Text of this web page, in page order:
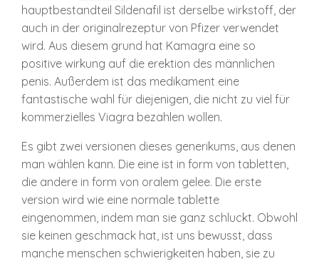
hauptbestandteil Sildenafil ist derselbe wirkstoff, der
auch in der originalrezeptur von Pfizer verwendet
wird. Aus diesem grund hat Kamagra eine so
positive wirkung auf die erektion des männlichen
penis. Außerdem ist das medikament eine
fantastische wahl für diejenigen, die nicht zu viel für
kommerzielles Viagra bezahlen wollen.
Es gibt zwei versionen dieses generikums, aus denen
man wählen kann. Die eine ist in form von tabletten,
die andere in form von oralem gelee. Die erste
version wird wie eine normale tablette
eingenommen, indem man sie ganz schluckt. Obwohl
sie keinen geschmack hat, ist uns bewusst, dass
manche menschen schwierigkeiten haben, sie zu